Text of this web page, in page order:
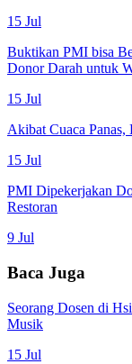
15 Jul
Buktikan PMI bisa
Donor Darah untuk
15 Jul
Akibat Cuaca
15 Jul
PMI Dipekerjakan
Restoran
9 Jul
Baca Juga
Seorang Dosen di
Musik
15 Jul